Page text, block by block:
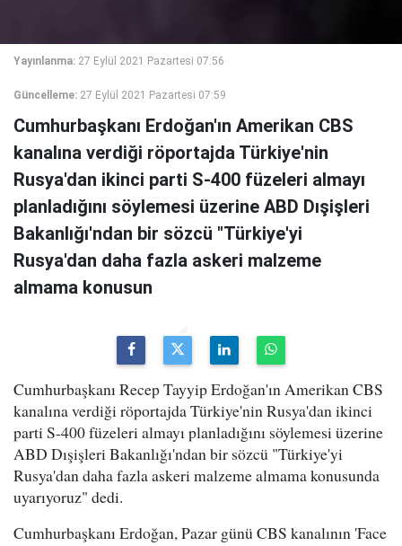
Yayınlanma: 27 Eylül 2021 Pazartesi 07:56
Güncelleme: 27 Eylül 2021 Pazartesi 07:59
Cumhurbaşkanı Erdoğan'ın Amerikan CBS
kanalına verdiği röportajda Türkiye'nin
Rusya'dan ikinci parti S-400 füzeleri almayı
planladığını söylemesi üzerine ABD Dışişleri
Bakanlığı'ndan bir sözcü "Türkiye'yi
Rusya'dan daha fazla askeri malzeme
almama konusun
Cumhurbaşkanı Recep Tayyip Erdoğan'ın Amerikan CBS
kanalına verdiği röportajda Türkiye'nin Rusya'dan ikinci
parti S-400 füzeleri almayı planladığını söylemesi üzerine
ABD Dışişleri Bakanlığı'ndan bir sözcü "Türkiye'yi
Rusya'dan daha fazla askeri malzeme almama konusunda
uyarıyoruz" dedi.
Cumhurbaşkanı Erdoğan, Pazar günü CBS kanalının 'Face